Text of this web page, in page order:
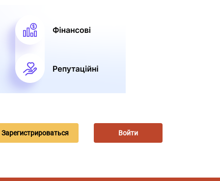
Зарегистрироваться Войти